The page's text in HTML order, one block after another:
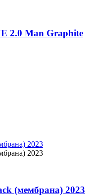
2.0 Man Graphite
(мембрана) 2023